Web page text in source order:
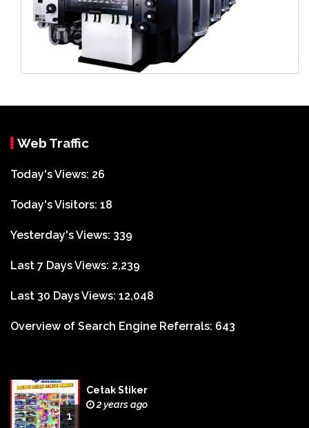
Web Traffic
Today's Views: 26
Today's Visitors: 18
Yesterday's Views: 339
Last 7 Days Views: 2,239
Last 30 Days Views: 12,048
Overview of Search Engine Referrals: 643
1
Cetak Stiker
2 years ago